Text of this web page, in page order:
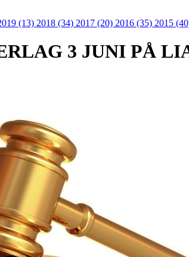
(13) 2018 (34) 2017 (20) 2016 (35) 2015
3 JUNI PÅ